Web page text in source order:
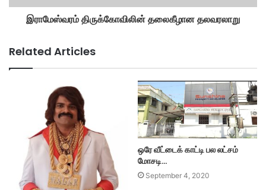
இராமேஸ்வரம் திருக்கோவிலின் தலைகீழான தலவரலாறு
Related Articles
ஒரே வீட்டைக் காட்டி பல லட்சம்
மோசடி…
September 4, 2020